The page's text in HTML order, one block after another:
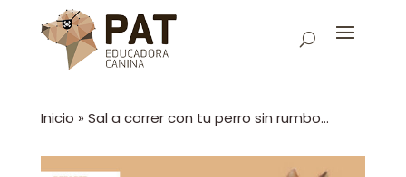
Inicio » Sal a correr con tu perro sin rumbo…